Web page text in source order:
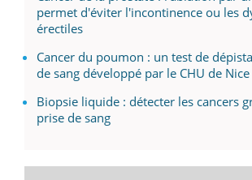
permet d'éviter l'incontinence ou les
érectiles
Cancer du poumon : un test de
de sang développé par le CHU de Nice
Biopsie liquide : détecter les cancers
prise de sang